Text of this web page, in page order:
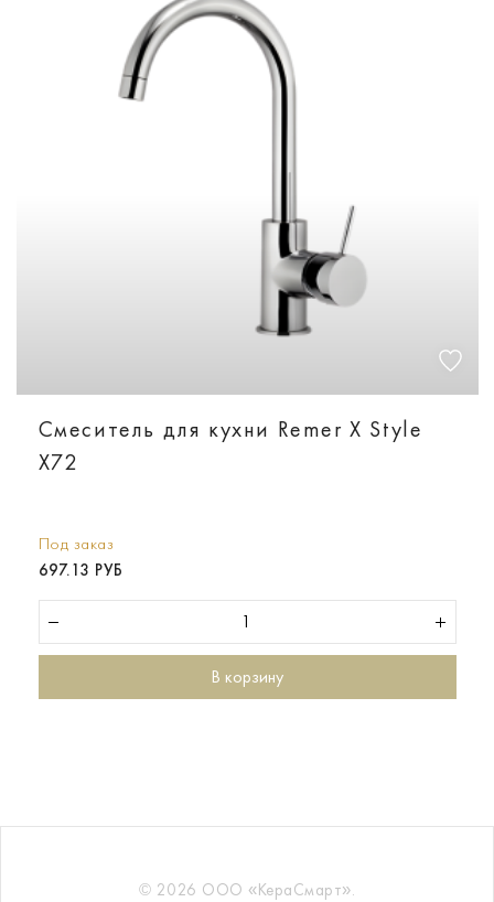
Смеситель для кухни Remer X Style
X72
Под заказ
697.13 РУБ
В корзину
© 2026 ООО «КераСмарт».